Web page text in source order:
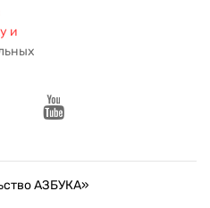
и
АЗБУКА»